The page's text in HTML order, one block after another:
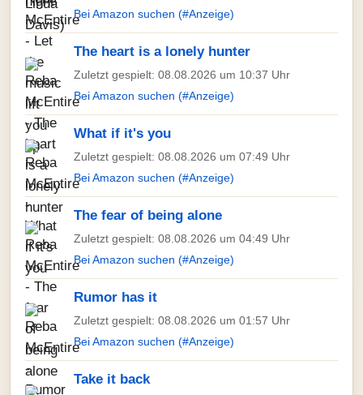
Bei Amazon suchen (#Anzeige)
The heart is a lonely hunter
Zuletzt gespielt: 08.08.2026 um 10:37 Uhr
Bei Amazon suchen (#Anzeige)
What if it's you
Zuletzt gespielt: 08.08.2026 um 07:49 Uhr
Bei Amazon suchen (#Anzeige)
The fear of being alone
Zuletzt gespielt: 08.08.2026 um 04:49 Uhr
Bei Amazon suchen (#Anzeige)
Rumor has it
Zuletzt gespielt: 08.08.2026 um 01:57 Uhr
Bei Amazon suchen (#Anzeige)
Take it back